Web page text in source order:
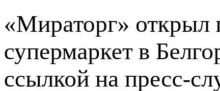
«Мираторг»
супермаркет в
ссылкой на пресс-